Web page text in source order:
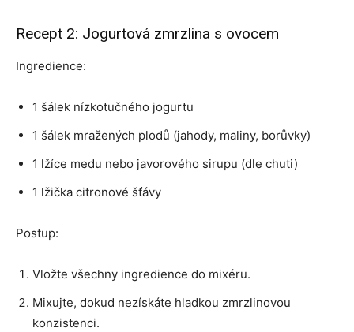
Recept 2: Jogurtová zmrzlina s ovocem
Ingredience:
1 šálek nízkotučného jogurtu
1 šálek mražených plodů (jahody, maliny, borůvky)
1 lžíce medu nebo javorového sirupu (dle chuti)
1 lžička citronové šťávy
Postup:
Vložte všechny ingredience do mixéru.
Mixujte, dokud nezískáte hladkou zmrzlinovou
konzistenci.